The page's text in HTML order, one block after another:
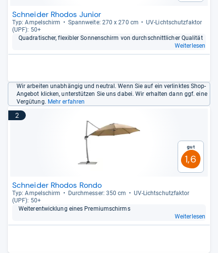
Schneider Rhodos Junior
Typ: Ampel­schirm Spann­weite: 270 x 270 cm
UV-​Licht­schutz­fak­tor
(UPF): 50+
Qua­dra­ti­scher, fle­xibler Son­nen­schirm von durch­schnitt­li­cher Qua­li­tät
Weiterlesen
Wir arbeiten unabhängig und neutral. Wenn Sie auf ein verlinktes Shop-
Angebot klicken, unterstützen Sie uns dabei. Wir erhalten dann ggf. eine
Vergütung. Mehr erfahren
2
Gut
1,6
Schneider Rhodos Rondo
Typ: Ampel­schirm Durch­mes­ser: 350 cm
UV-​Licht­schutz­fak­tor
(UPF): 50+
Wei­ter­ent­wick­lung eines Pre­mi­um­schirms
Weiterlesen